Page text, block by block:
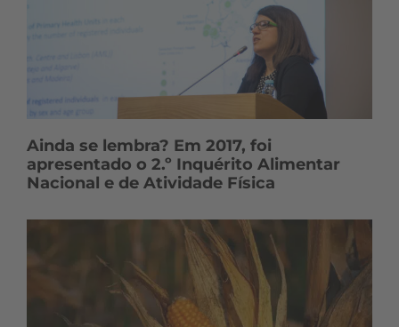
Ainda se lembra? Em 2017, foi
apresentado o 2.º Inquérito Alimentar
Nacional e de Atividade Física